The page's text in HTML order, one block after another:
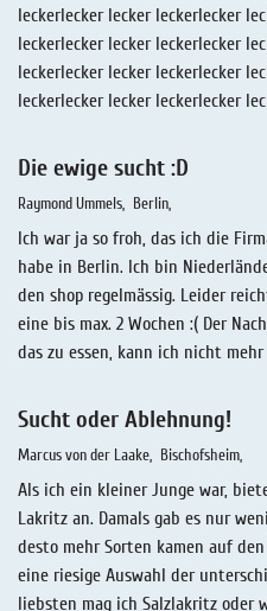
leckerlecker lecker leckerlecker
leckerlecker lecker leckerlecker
leckerlecker lecker leckerlecker
leckerlecker lecker leckerlecker
Die ewige sucht :D
Raymond Ummels Berlin
Ich war ja so froh, das ich die
habe in Berlin. Ich bin
den shop regelmässig. Leider
eine bis max. 2 Wochen :( Der
das zu essen, kann ich nicht
Sucht oder Ablehnung!
Marcus von der Laake Bischofsheim
Als ich ein kleiner Junge war,
Lakritz an. Damals gab es nur
desto mehr Sorten kamen auf
eine riesige Auswahl der
liebsten mag ich Salzlakritz oder